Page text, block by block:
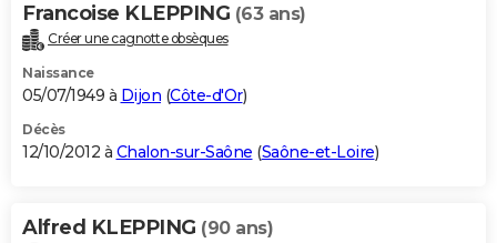
Francoise KLEPPING (63 ans)
Créer une cagnotte obsèques
Naissance
05/07/1949 à Dijon (Côte-d'Or)
Décès
12/10/2012 à Chalon-sur-Saône (Saône-et-Loire)
Alfred KLEPPING (90 ans)